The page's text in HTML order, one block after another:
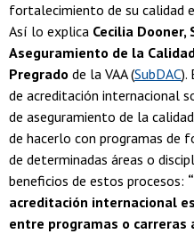
fortalecimiento de su calidad
Así lo explica Cecilia Dooner,
Aseguramiento de la
Pregrado de la VAA (SubDAC).
de acreditación internacional
de aseguramiento de la
de hacerlo con programas de
de determinadas áreas o
beneficios de estos procesos:
acreditación internacional
entre programas o